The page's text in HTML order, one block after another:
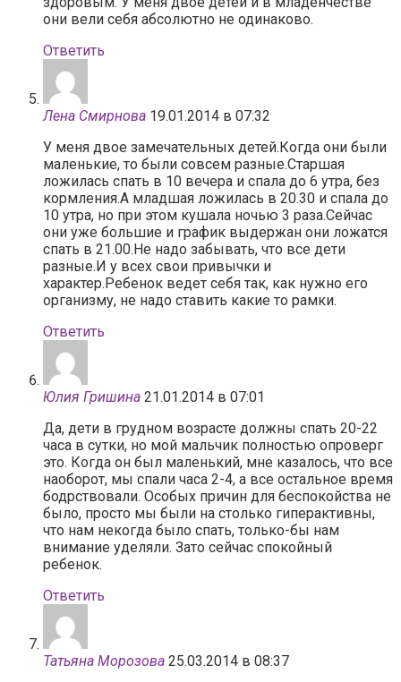
они вели себя абсолютно не одинаково.
Ответить
Лена Смирнова 19.01.2014 в 07:32
У меня двое замечательных детей.Когда они были
маленькие, то были совсем разные.Старшая
ложилась спать в 10 вечера и спала до 6 утра, без
кормления.А младшая ложилась в 20.30 и спала до
10 утра, но при этом кушала ночью 3 раза.Сейчас
они уже большие и график выдержан они ложатся
спать в 21.00.Не надо забывать, что все дети
разные.И у всех свои привычки и
характер.Ребенок ведет себя так, как нужно его
организму, не надо ставить какие то рамки.
Ответить
Юлия Гришина 21.01.2014 в 07:01
Да, дети в грудном возрасте должны спать 20-22
часа в сутки, но мой мальчик полностью опроверг
это. Когда он был маленький, мне казалось, что все
наоборот, мы спали часа 2-4, а все остальное время
бодрствовали. Особых причин для беспокойства не
было, просто мы были на столько гиперактивны,
что нам некогда было спать, только-бы нам
внимание уделяли. Зато сейчас спокойный
ребенок.
Ответить
Татьяна Морозова 25.03.2014 в 08:37